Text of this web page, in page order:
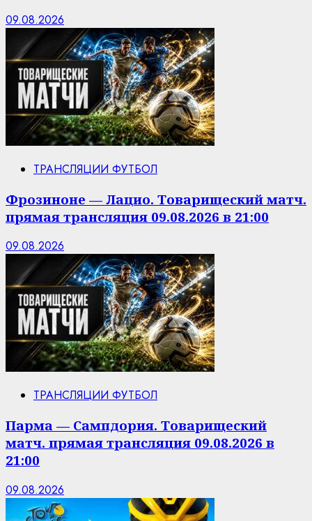
09.08.2026
ТРАНСЛЯЦИИ ФУТБОЛ
Фрозиноне — Лацио. Товарищеский матч.
прямая трансляция 09.08.2026 в 21:00
09.08.2026
ТРАНСЛЯЦИИ ФУТБОЛ
Парма — Сампдория. Товарищеский
матч. прямая трансляция 09.08.2026 в
21:00
09.08.2026